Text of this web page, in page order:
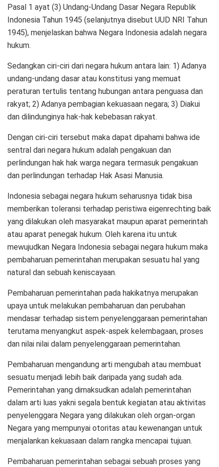
Pasal 1 ayat (3) Undang-Undang Dasar Negara Republik
Indonesia Tahun 1945 (selanjutnya disebut UUD NRI Tahun
1945), menjelaskan bahwa Negara Indonesia adalah negara
hukum.
Sedangkan ciri-ciri dari negara hukum antara lain: 1) Adanya
undang-undang dasar atau konstitusi yang memuat
peraturan tertulis tentang hubungan antara penguasa dan
rakyat; 2) Adanya pembagian kekuasaan negara; 3) Diakui
dan dilindunginya hak-hak kebebasan rakyat.
Dengan ciri-ciri tersebut maka dapat dipahami bahwa ide
sentral dari negara hukum adalah pengakuan dan
perlindungan hak hak warga negara termasuk pengakuan
dan perlindungan terhadap Hak Asasi Manusia.
Indonesia sebagai negara hukum seharusnya tidak bisa
memberikan toleransi terhadap peristiwa eigenrechting baik
yang dilakukan oleh masyarakat maupun aparat pemerintah
atau aparat penegak hukum. Oleh karena itu untuk
mewujudkan Negara Indonesia sebagai negara hukum maka
pembaharuan pemerintahan merupakan sesuatu hal yang
natural dan sebuah keniscayaan.
Pembaharuan pemerintahan pada hakikatnya merupakan
upaya untuk melakukan pembaharuan dan perubahan
mendasar terhadap sistem penyelenggaraan pemerintahan
terutama menyangkut aspek-aspek kelembagaan, proses
dan nilai nilai dalam penyelenggaraan pemerintahan.
Pembaharuan mengandung arti mengubah atau membuat
sesuatu menjadi lebih baik daripada yang sudah ada.
Pemerintahan yang dimaksudkan adalah pemerintahan
dalam arti luas yakni segala bentuk kegiatan atau aktivitas
penyelenggara Negara yang dilakukan oleh organ-organ
Negara yang mempunyai otoritas atau kewenangan untuk
menjalankan kekuasaan dalam rangka mencapai tujuan.
Pembaharuan pemerintahan sebagai sebuah proses yang